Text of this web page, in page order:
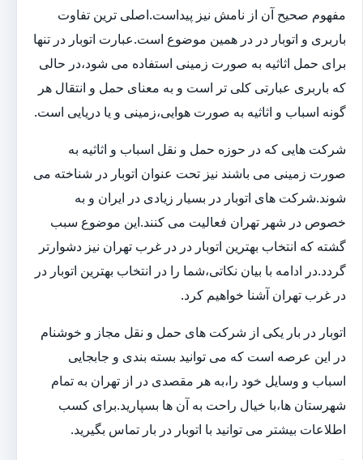
مفهوم صحیح آن از نامش نیز پیداست.اصلی ترین تفاوت
باربری و اتوبار در در همین موضوع است.عبارت اتوبار در تنها
برای حمل اثاثیه به صورت زمینی استفاده می شود،در حالی
که باربری عبارتی کلی تر است و به معنای حمل و انتقال هر
گونه اسباب و اثاثیه به صورت هوایی،زمینی و یا دریایی است.
شرکت هایی که در حوزه حمل و نقل اسباب و اثاثیه به
صورت زمینی می باشند نیز تحت عنوان اتوبار در شناخته می
شوند.شرکت های اتوبار در بسیار زیادی در ایران و به
خصوص در شهر تهران فعالیت می کنند.این موضوع سبب
گشته که انتخاب بهترین اتوبار در در غرب تهران نیز دشوارتر
گردد.در ادامه با بیان نکاتی،شما را در انتخاب بهترین اتوبار در
در غرب تهران آشنا خواهیم کرد.
اتوبار در بار یکی از شرکت های حمل و نقل مجاز و خوشنام
در این عرصه است که می توانید بسته بندی و جابجایی
اسباب و وسایل خود را،به هر مقصدی در از تهران به تمام
شهرستان ها،با خیال راحت به آن ها بسپارید.برای کسب
اطلاعات بیشتر می توانید با اتوبار در بار تماس بگیرید.